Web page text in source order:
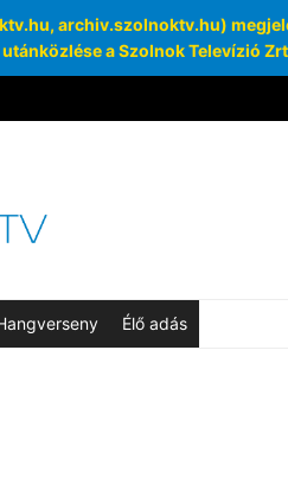
archiv.szolnoktv.hu)
utánközlése a Szolnok Televízió
Élő adás